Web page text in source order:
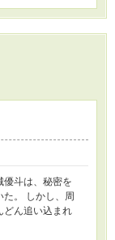
優斗は、秘密を
た。 しかし、周
どん追い込まれ